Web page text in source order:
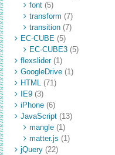
font(5)
transform (7)
transition(7)
EC-CUBE(5)
EC-CUBE3(5)
flexslider(1)
GoogleDrive(1)
HTML(71)
IE9(3)
iPhone(6)
JavaScript(13)
mangle(1)
matter.js (1)
jQuery(22)